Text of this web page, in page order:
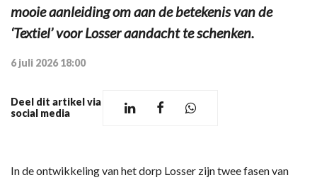
mooie aanleiding om aan de betekenis van de
‘Textiel’ voor Losser aandacht te schenken.
6 juli 2026 18:00
Deel dit artikel via
social media
In de ontwikkeling van het dorp Losser zijn twee fasen van